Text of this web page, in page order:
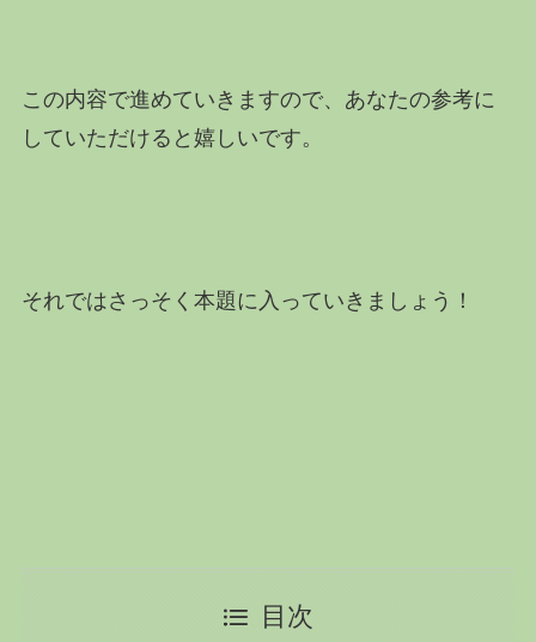
この内容で進めていきますので、あなたの参考に
していただけると嬉しいです。
それではさっそく本題に入っていきましょう！
目次